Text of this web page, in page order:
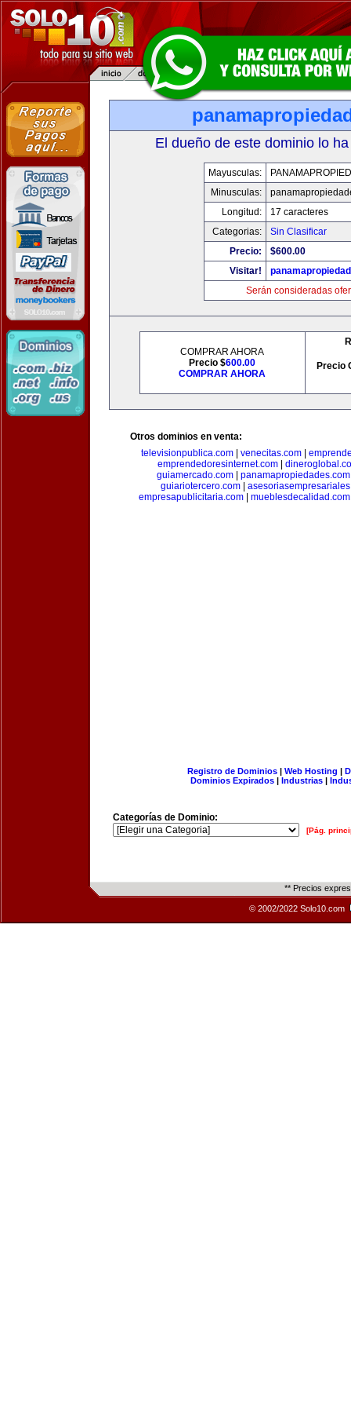
El dueño de este dominio lo
Mayusculas:
Minusculas:
Longitud:
17 caracteres
Categorias:
Sin Clasificar
Precio:
$600.00
Visitar!
Serán consideradas
COMPRAR AHORA
Precio $600.00
COMPRAR AHORA
Precio
Otros dominios en venta:
televisionpublica.com
venecitas.com
emprendedoresinternet.com
guiamercado.com| panamapropiedades.com
guiariotercero.com|
empresapublicitaria.com| mueblesdecalidad.com
Registro de Dominios| Web Hosting |
Dominios Expirados | Industrias |
Categorías de Dominio:
[Pág.
** Precios
© 2002/2022 Solo10.com